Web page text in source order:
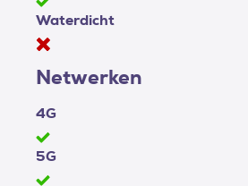
Waterdicht
Netwerken
4G
5G